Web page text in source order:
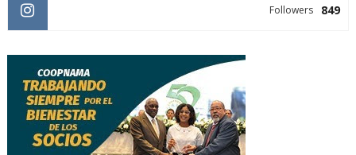
849
Followers